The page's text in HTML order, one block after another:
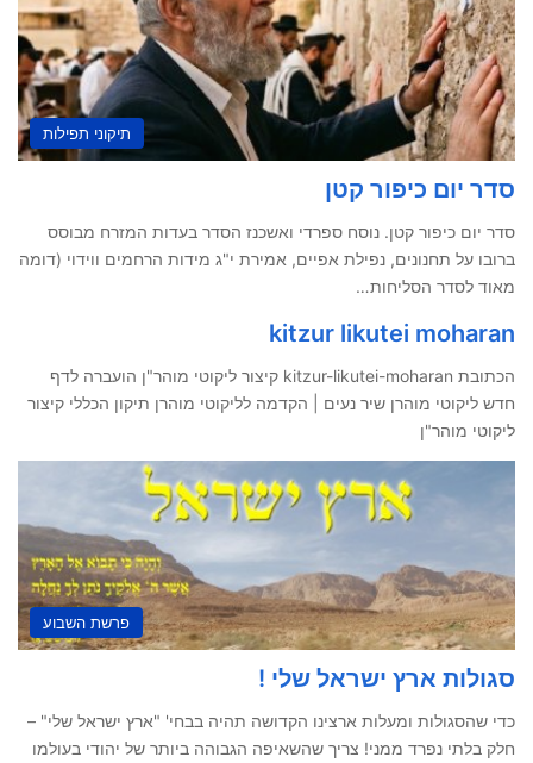
תיקוני תפילות
סדר יום כיפור קטן
סדר יום כיפור קטן. נוסח ספרדי ואשכנז הסדר בעדות המזרח מבוסס
ברובו על תחנונים, נפילת אפיים, אמירת י"ג מידות הרחמים ווידוי (דומה
מאוד לסדר הסליחות…
kitzur likutei moharan
הכתובת kitzur-likutei-moharan קיצור ליקוטי מוהר"ן הועברה לדף
חדש ליקוטי מוהרן שיר נעים | הקדמה לליקוטי מוהרן תיקון הכללי קיצור
ליקוטי מוהר"ן
פרשת השבוע
סגולות ארץ ישראל שלי !
כדי שהסגולות ומעלות ארצינו הקדושה תהיה בבחי' "ארץ ישראל שלי" –
חלק בלתי נפרד ממני! צריך שהשאיפה הגבוהה ביותר של יהודי בעולמו